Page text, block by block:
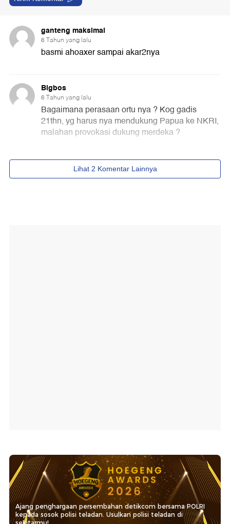
Ajang penghargaan persembahan detikcom bersama POLRI
kepada sosok polisi teladan. Usulkan polisi teladan di